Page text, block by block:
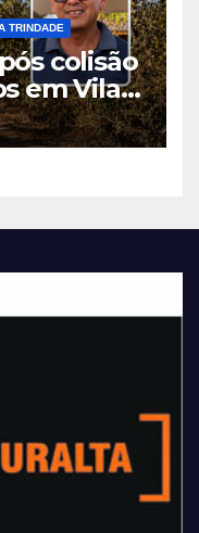
TRINDADE
colisão
em Vila
Trindade